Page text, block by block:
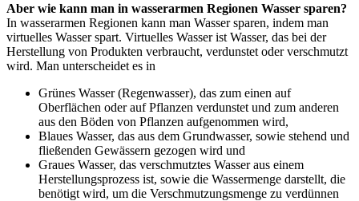
Aber wie kann man in wasserarmen Regionen Wasser sparen?
In wasserarmen Regionen kann man Wasser sparen, indem man
virtuelles Wasser spart. Virtuelles Wasser ist Wasser, das bei der
Herstellung von Produkten verbraucht, verdunstet oder verschmutzt
wird. Man unterscheidet es in
Grünes Wasser (Regenwasser), das zum einen auf
Oberflächen oder auf Pflanzen verdunstet und zum anderen
aus den Böden von Pflanzen aufgenommen wird,
Blaues Wasser, das aus dem Grundwasser, sowie stehend und
fließenden Gewässern gezogen wird und
Graues Wasser, das verschmutztes Wasser aus einem
Herstellungsprozess ist, sowie die Wassermenge darstellt, die
benötigt wird, um die Verschmutzungsmenge zu verdünnen